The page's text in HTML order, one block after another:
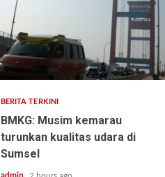
BERITA TERKINI
BMKG: Musim kemarau
turunkan kualitas udara di
Sumsel